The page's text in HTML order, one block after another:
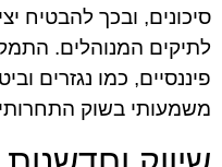
סיכונים, ובכך להבטיח
לתיקים המנוהלים.
פיננסיים, כמו נגזרים
משמעותי בשוק